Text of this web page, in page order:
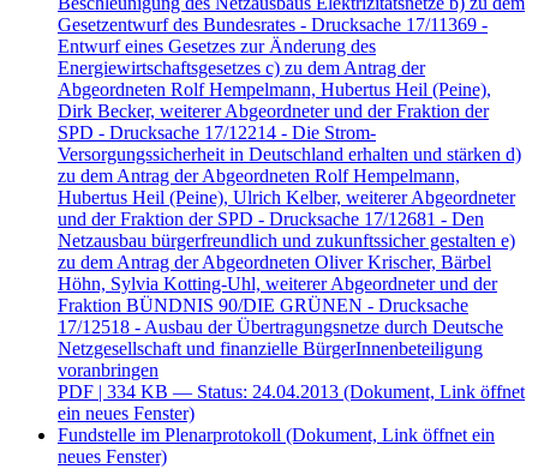
Gesetzentwurf des Bundesrates - Drucksache 17/11369 -
Entwurf eines Gesetzes zur Änderung des
Energiewirtschaftsgesetzes c) zu dem Antrag der
Abgeordneten Rolf Hempelmann, Hubertus Heil (Peine),
Dirk Becker, weiterer Abgeordneter und der Fraktion der
SPD - Drucksache 17/12214 - Die Strom-
Versorgungssicherheit in Deutschland erhalten und stärken d)
zu dem Antrag der Abgeordneten Rolf Hempelmann,
Hubertus Heil (Peine), Ulrich Kelber, weiterer Abgeordneter
und der Fraktion der SPD - Drucksache 17/12681 - Den
Netzausbau bürgerfreundlich und zukunftssicher gestalten e)
zu dem Antrag der Abgeordneten Oliver Krischer, Bärbel
Höhn, Sylvia Kotting-Uhl, weiterer Abgeordneter und der
Fraktion BÜNDNIS 90/DIE GRÜNEN - Drucksache
17/12518 - Ausbau der Übertragungsnetze durch Deutsche
Netzgesellschaft und finanzielle BürgerInnenbeteiligung
voranbringen
PDF | 334 KB — Status: 24.04.2013 (Dokument, Link öffnet
ein neues Fenster)
Fundstelle im Plenarprotokoll (Dokument, Link öffnet ein
neues Fenster)